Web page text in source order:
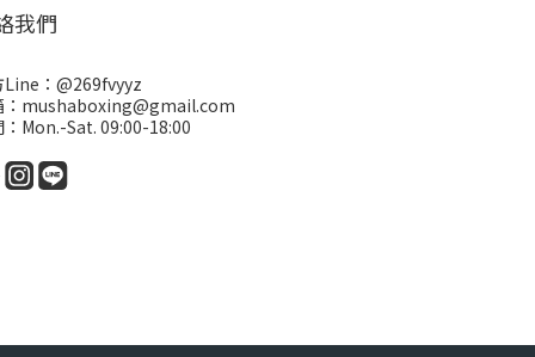
我們
： @269fvyyz
：mushaboxing@gmail.com
：Mon.-Sat. 09:00-18:00